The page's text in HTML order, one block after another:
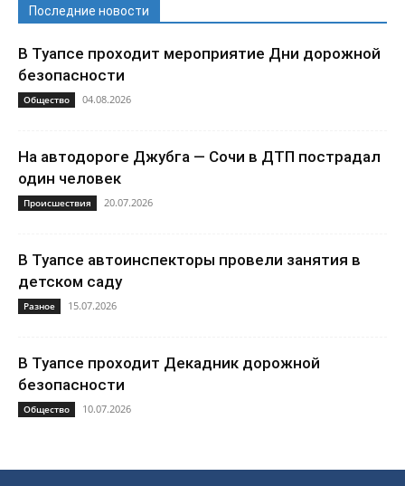
Последние новости
В Туапсе проходит мероприятие Дни дорожной
безопасности
Общество 04.08.2026
На автодороге Джубга — Сочи в ДТП пострадал
один человек
Происшествия 20.07.2026
В Туапсе автоинспекторы провели занятия в
детском саду
Разное 15.07.2026
В Туапсе проходит Декадник дорожной
безопасности
Общество 10.07.2026